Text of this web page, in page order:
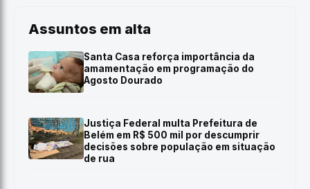
Assuntos em alta
Santa Casa reforça importância da
amamentação em programação do
Agosto Dourado
Justiça Federal multa Prefeitura de
Belém em R$ 500 mil por descumprir
decisões sobre população em situação
de rua